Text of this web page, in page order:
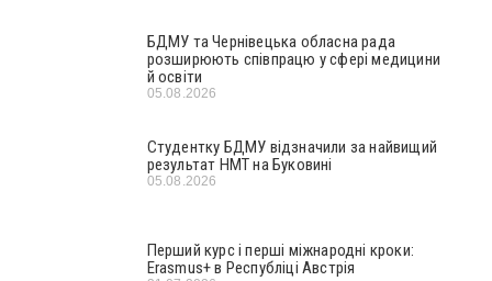
БДМУ та Чернівецька обласна рада
розширюють співпрацю у сфері медицини
й освіти
05.08.2026
Студентку БДМУ відзначили за найвищий
результат НМТ на Буковині
05.08.2026
Перший курс і перші міжнародні кроки:
Erasmus+ в Республіці Австрія